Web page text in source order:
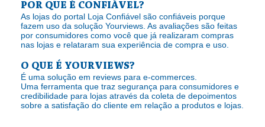
POR QUE É CONFIÁVEL?
As lojas do portal Loja Confiável são confiáveis porque
fazem uso da solução Yourviews. As avaliações são feitas
por consumidores como você que já realizaram compras
nas lojas e relataram sua experiência de compra e uso.
O QUE É YOURVIEWS?
É uma solução em reviews para e-commerces.
Uma ferramenta que traz segurança para consumidores e
credibilidade para lojas através da coleta de depoimentos
sobre a satisfação do cliente em relação a produtos e lojas.